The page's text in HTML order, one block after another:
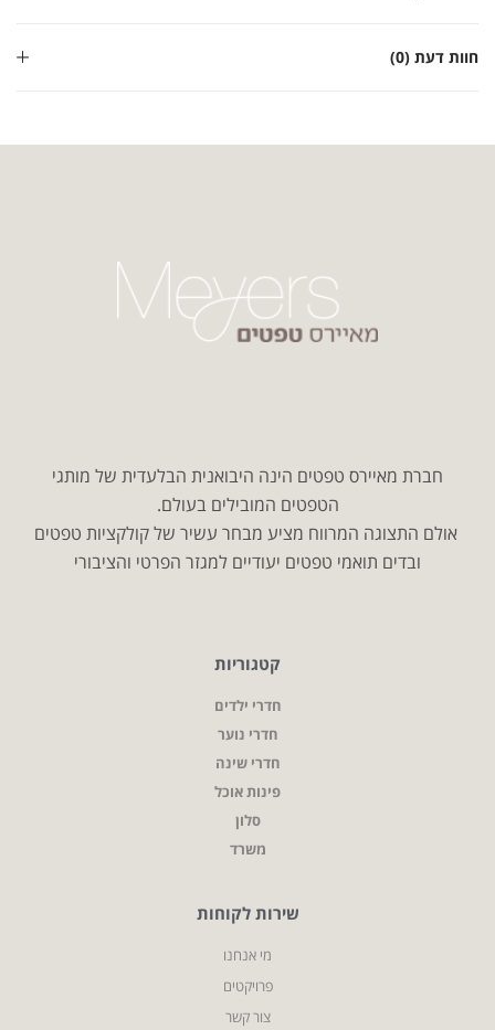
חוות דעת (0)
חברת מאיירס טפטים הינה היבואנית הבלעדית של מותגי
הטפטים המובילים בעולם.
אולם התצוגה המרווח מציע מבחר עשיר של קולקציות טפטים
ובדים תואמי טפטים יעודיים למגזר הפרטי והציבורי
קטגוריות
חדרי ילדים
חדרי נוער
חדרי שינה
פינות אוכל
סלון
משרד
שירות לקוחות
מי אנחנו
פרויקטים
צור קשר